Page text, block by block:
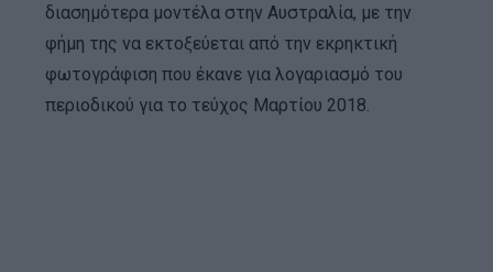
διασημότερα μοντέλα στην Αυστραλία, με την
φήμη της να εκτοξεύεται από την εκρηκτική
φωτογράφιση που έκανε για λογαριασμό του
περιοδικού για το τεύχος Μαρτίου 2018.